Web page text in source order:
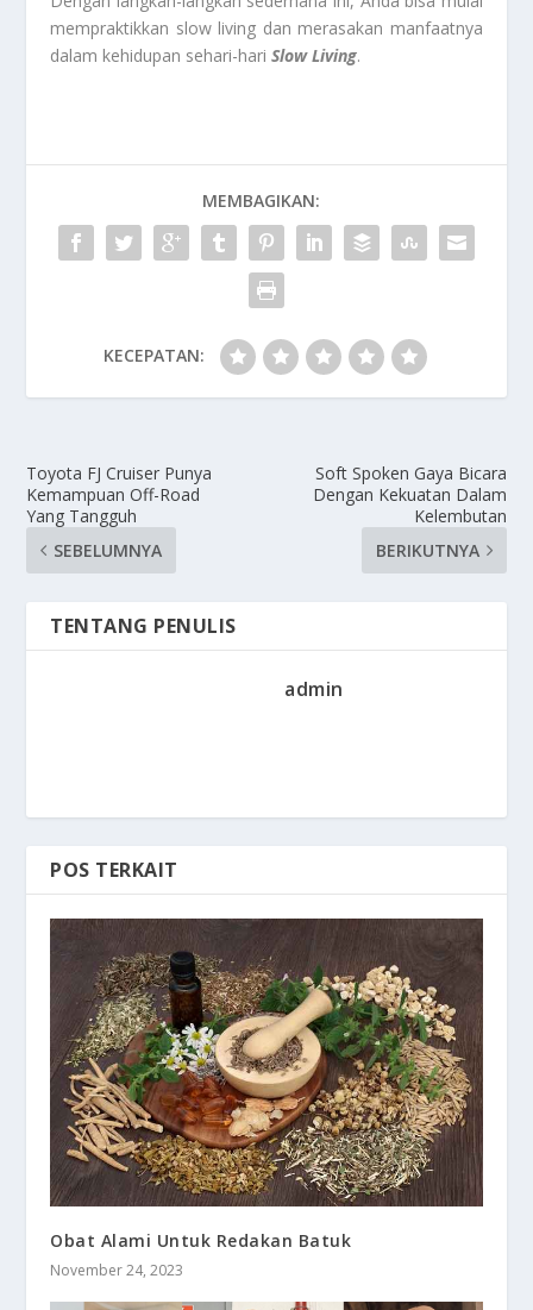
mempraktikkan slow living dan merasakan manfaatnya
dalam kehidupan sehari-hariSlow Living.
MEMBAGIKAN:
KECEPATAN:
Toyota FJ Cruiser Punya
Kemampuan Off-Road
Yang Tangguh
SEBELUMNYA
Soft Spoken Gaya Bicara
Dengan Kekuatan Dalam
Kelembutan
BERIKUTNYA
TENTANG PENULIS
admin
POS TERKAIT
Obat Alami Untuk Redakan Batuk
November 24, 2023